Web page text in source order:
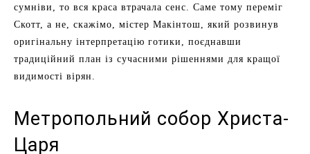
сумніви, то вся краса втрачала сенс. Саме тому переміг
Скотт, а не, скажімо, містер Макінтош, який розвинув
оригінальну інтерпретацію готики, поєднавши
традиційний план із сучасними рішеннями для кращої
видимості вірян.
Метропольний собор Христа-
Царя